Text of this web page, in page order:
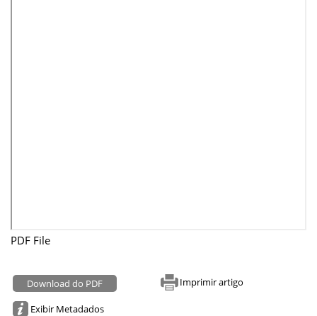
PDF File
Download do PDF Imprimir artigo
Exibir Metadados